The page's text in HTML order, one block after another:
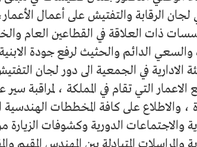
الرقابة والتفتيش على أعمال
ذات العلاقة في القطاعين العام
الدائم والحثيث لرفع جودة
في الجمعية الى دور لجان
التي تقام في المملكة ، لمراقبة
، والاطلاع على كافة المخططات
والاجتماعات الدورية وكشوفات الزيارة